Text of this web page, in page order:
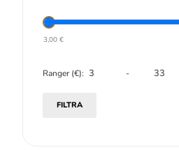
3,00 €
Ranger (€): -
FILTRA